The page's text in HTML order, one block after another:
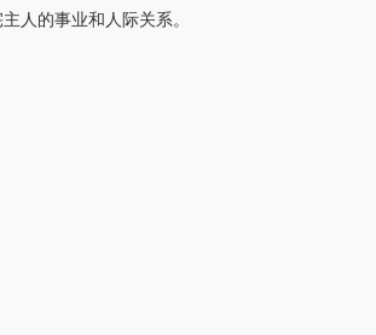
人的事业和人际关系。